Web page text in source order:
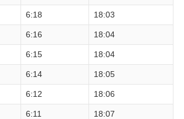
6:18 18:03
6:16 18:04
6:15 18:04
6:14 18:05
6:12 18:06
6:11 18:07